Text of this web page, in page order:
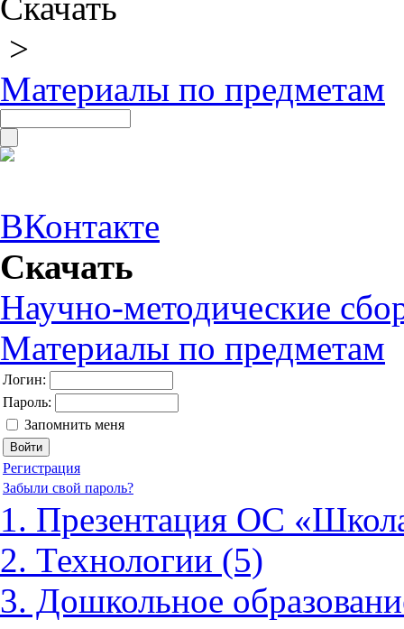
>
Материалы по предметам
ВКонтакте
Скачать
Научно-методические
Материалы по предметам
Логин:
Пароль:
Запомнить меня
Регистрация
Забыли свой пароль?
1. Презентация ОС
2. Технологии (5)
3. Дошкольное